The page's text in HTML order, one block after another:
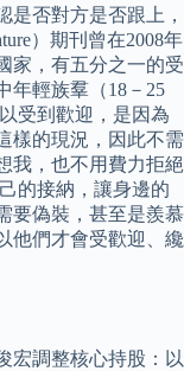
是否對方是否跟上，
）期刊曾在2008年
家，有五分之一的受
年輕族羣（18－25
受到歡迎，是因為
樣的現況，因此不需
我，也不用費力拒絕
的接納，讓身邊的
要偽裝，甚至是羨慕
他們才會受歡迎、纔
宏調整核心持股：以